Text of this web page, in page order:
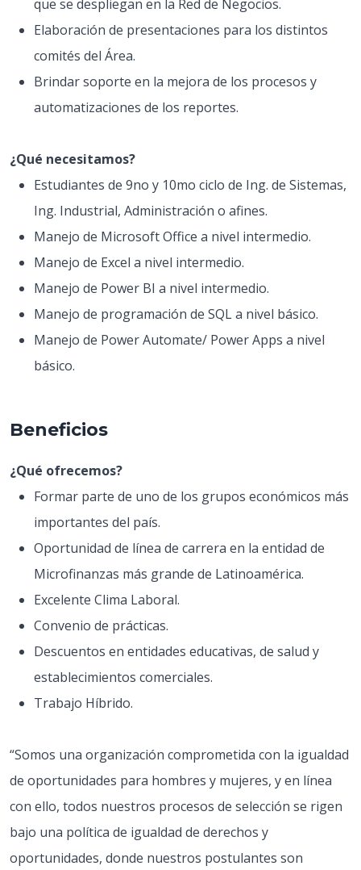
que se despliegan en la Red de Negocios.
Elaboración de presentaciones para los distintos
comités del Área.
Brindar soporte en la mejora de los procesos y
automatizaciones de los reportes.
¿Qué necesitamos?
Estudiantes de 9no y 10mo ciclo de Ing. de Sistemas,
Ing. Industrial, Administración o afines.
Manejo de Microsoft Office a nivel intermedio.
Manejo de Excel a nivel intermedio.
Manejo de Power BI a nivel intermedio.
Manejo de programación de SQL a nivel básico.
Manejo de Power Automate/ Power Apps a nivel
básico.
Beneficios
¿Qué ofrecemos?
Formar parte de uno de los grupos económicos más
importantes del país.
Oportunidad de línea de carrera en la entidad de
Microfinanzas más grande de Latinoamérica.
Excelente Clima Laboral.
Convenio de prácticas.
Descuentos en entidades educativas, de salud y
establecimientos comerciales.
Trabajo Híbrido.
“Somos una organización comprometida con la igualdad
de oportunidades para hombres y mujeres, y en línea
con ello, todos nuestros procesos de selección se rigen
bajo una política de igualdad de derechos y
oportunidades, donde nuestros postulantes son